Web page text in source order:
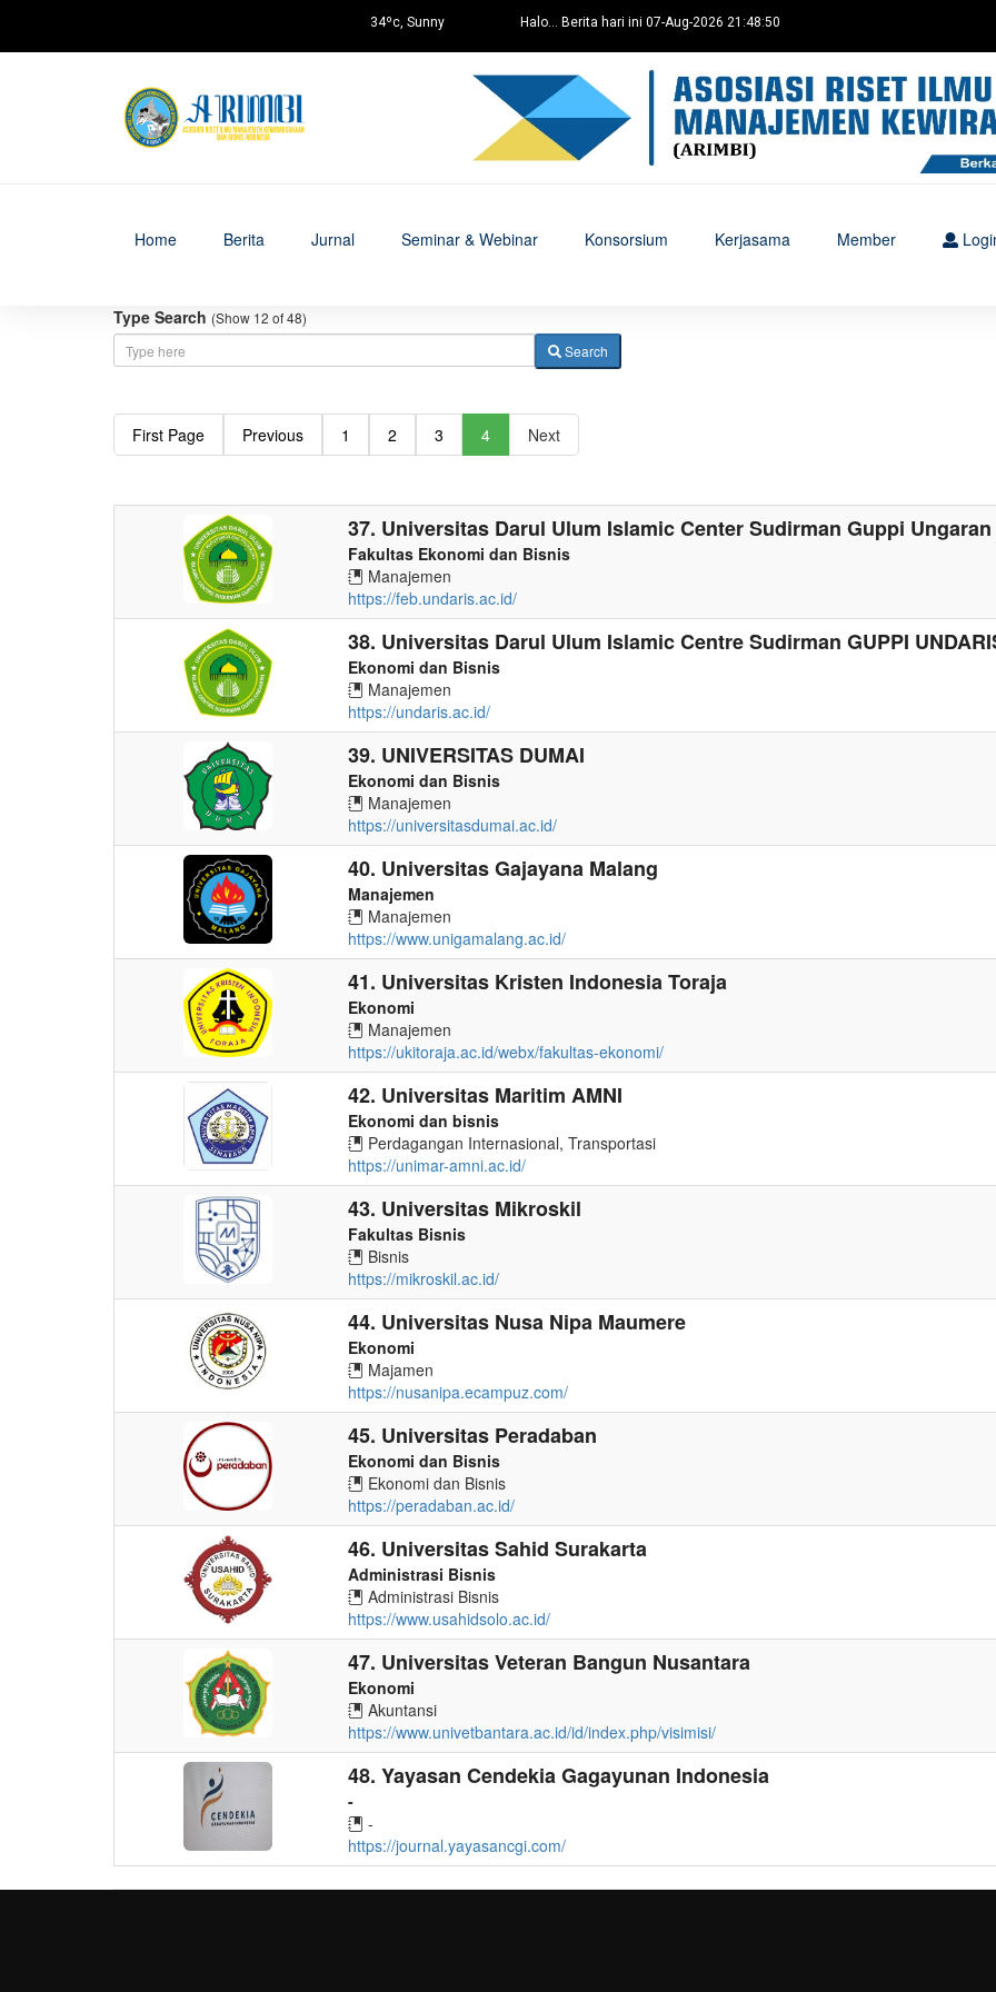
34ºc, Sunny Halo... Berita hari ini 07-Aug-2026 21:48:50
Home Berita Jurnal Seminar & Webinar Konsorsium Kerjasama Member
Type Search (Show 12 of 48)
Search
First Page Previous 1 2 3 4 Next
37. Universitas Darul Ulum Islamic Center Sudirman Guppi Ungaran
Fakultas Ekonomi dan Bisnis
Manajemen
https://feb.undaris.ac.id/
38. Universitas Darul Ulum Islamic Centre Sudirman GUPPI
Ekonomi dan Bisnis
Manajemen
https://undaris.ac.id/
39. UNIVERSITAS DUMAI
Ekonomi dan Bisnis
Manajemen
https://universitasdumai.ac.id/
40. Universitas Gajayana Malang
Manajemen
Manajemen
https://www.unigamalang.ac.id/
41. Universitas Kristen Indonesia Toraja
Ekonomi
Manajemen
https://ukitoraja.ac.id/webx/fakultas-ekonomi/
42. Universitas Maritim AMNI
Ekonomi dan bisnis
Perdagangan Internasional, Transportasi
https://unimar-amni.ac.id/
43. Universitas Mikroskil
Fakultas Bisnis
Bisnis
https://mikroskil.ac.id/
44. Universitas Nusa Nipa Maumere
Ekonomi
Majamen
https://nusanipa.ecampuz.com/
45. Universitas Peradaban
Ekonomi dan Bisnis
Ekonomi dan Bisnis
https://peradaban.ac.id/
46. Universitas Sahid Surakarta
Administrasi Bisnis
Administrasi Bisnis
https://www.usahidsolo.ac.id/
47. Universitas Veteran Bangun Nusantara
Ekonomi
Akuntansi
https://www.univetbantara.ac.id/id/index.php/visimisi/
48. Yayasan Cendekia Gagayunan Indonesia
-
-
https://journal.yayasancgi.com/